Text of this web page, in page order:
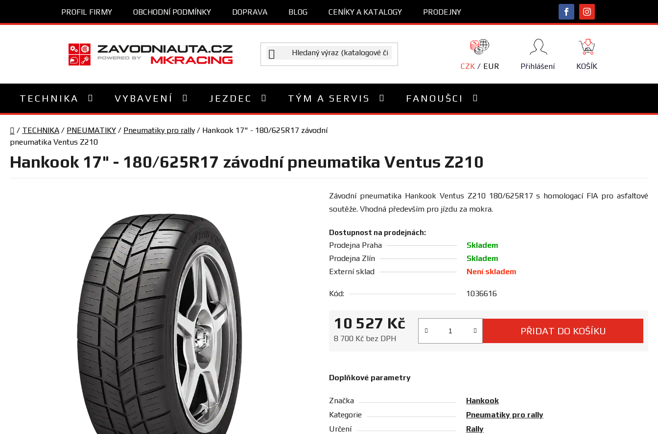
obsah
PROFIL FIRMY OBCHODNÍ PODMÍNKY DOPRAVA BLOG CENÍKY A KATALOGY PRODEJNY
CZK EUR Přihlášení
NÁKUPNÍ
KOŠÍK
KOŠÍK
TECHNIKA VYBAVENÍ JEZDEC TÝM A SERVIS FANOUŠCI
Domů
/ TECHNIKA / PNEUMATIKY / Pneumatiky pro rally / Hankook 17" - 180/625R17 závodní
pneumatika Ventus Z210
Hankook 17" - 180/625R17 závodní pneumatika Ventus Z210
Závodní pneumatika Hankook Ventus Z210 180/625R17 s homologací FIA pro asfaltové
soutěže. Vhodná především pro jízdu za mokra.
Dostupnost na prodejnách:
Prodejna Praha
Skladem
Prodejna Zlín
Skladem
Externí sklad
Není skladem
Kód: 1036616
10 527 Kč
8 700 Kč bez DPH
PŘIDAT DO KOŠÍKU
Doplňkové parametry
Značka
Hankook
Kategorie
Pneumatiky pro rally
Určení
Rally